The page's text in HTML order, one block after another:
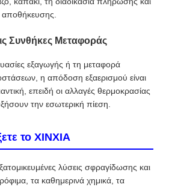
αποθήκευσης.
Συνθήκες Μεταφοράς
εξαγωγής ή τη μεταφορά
η απόδοση εξαερισμού είναι
επειδή οι αλλαγές θερμοκρασίας
την εσωτερική πίεση.
το XINXIA
λύσεις σφραγίδωσης και
τα καθημερινά χημικά, τα